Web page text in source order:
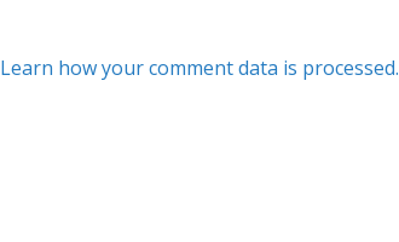
Learn how your comment data is processed.